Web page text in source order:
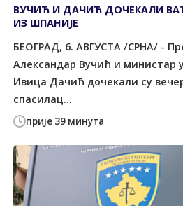
прије 39 минута
ВУЧИЋ И ДАЧИЋ ДОЧЕКАЛИ
ИЗ ШПАНИЈЕ
БЕОГРАД, 6. АВГУСТА /СРНА/ -
Александар Вучић и министар
Ивица Дачић дочекали су
спасилац...